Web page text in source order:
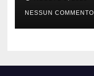
NESSUN COMMENTO